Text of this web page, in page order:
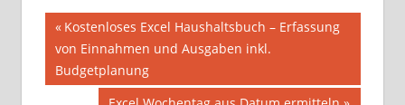
Beitragsnavigation
Vorheriger
Beitrag:
Kostenloses Excel Haushaltsbuch – Erfassung
von Einnahmen und Ausgaben inkl.
Budgetplanung
Nächster